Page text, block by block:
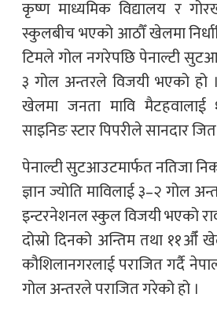
कृष्ण माध्यमिक विद्यालय र
स्कुलबीच भएको आठौँ खेलमा
टिमले गोल नगरेपछि पेनाल्टी
३ गोल अन्तरले विजयी भएको हो ।
खेलमा जनता मावि
साइनिङ स्टार पिपरीले सानदार
पेनाल्टी सुटआउटमार्फत नतिजा
ज्ञान ज्योति माविलाई ३–२ गोल
इन्टरनेशनल स्कुल विजयी भएको
दोस्रो दिनको अन्तिम तथा ११औँ
कौशिलानगरलाई पराजित गर्दै
गोल अन्तरले पराजित गरेको हो ।